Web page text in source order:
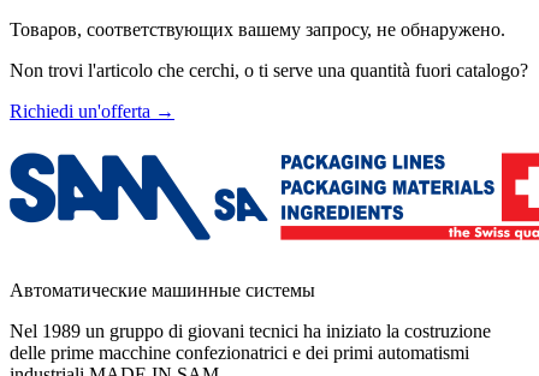
Товаров, соответствующих вашему запросу, не обнаружено.
Non trovi l'articolo che cerchi, o ti serve una quantità fuori catalogo?
Richiedi un'offerta →
Автоматические машинные системы
Nel 1989 un gruppo di giovani tecnici ha iniziato la costruzione
delle prime macchine confezionatrici e dei primi automatismi